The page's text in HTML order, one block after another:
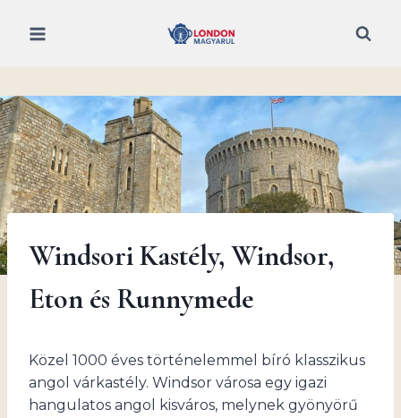
Windsori Kastély, Windsor,
Eton és Runnymede
Közel 1000 éves történelemmel bíró klasszikus
angol várkastély. Windsor városa egy igazi
hangulatos angol kisváros, melynek gyönyörű